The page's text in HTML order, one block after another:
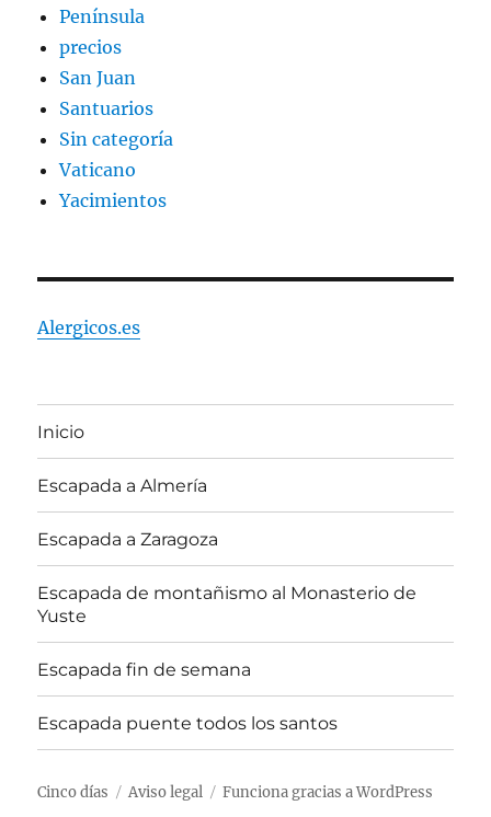
Península
precios
San Juan
Santuarios
Sin categoría
Vaticano
Yacimientos
Alergicos.es
Inicio
Escapada a Almería
Escapada a Zaragoza
Escapada de montañismo al Monasterio de
Yuste
Escapada fin de semana
Escapada puente todos los santos
Cinco días Aviso legal Funciona gracias a WordPress